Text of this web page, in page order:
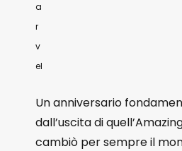
a
r
v
el
Un anniversario
dall’uscita di
cambiò per sempre il